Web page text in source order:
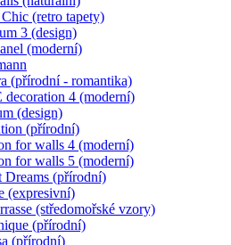
(retro tapety)
3 (design)
(moderní)
(přírodní - romantika)
4 (moderní)
(design)
(přírodní)
for walls 4 (moderní)
for walls 5 (moderní)
Dreams (přírodní)
(expresivní)
(středomořské vzory)
(přírodní)
(přírodní)